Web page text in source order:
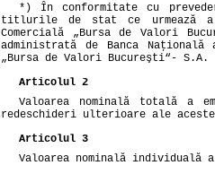
*) În conformitate cu
titlurile de stat ce urmează a
Comercială „Bursa de Valori
administrată de Banca
„Bursa de Valori Bucureşti“- S.A.
Articolul 2
Valoarea nominală totală a
redeschideri ulterioare ale
Articolul 3
Valoarea nominală